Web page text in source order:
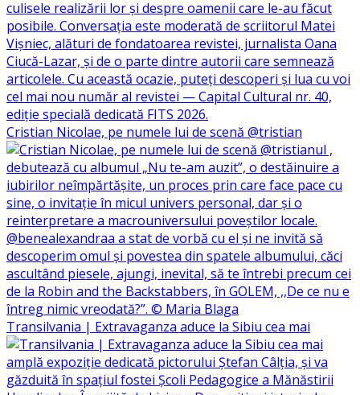
Cristian Nicolae, pe numele lui de scenă @tristian
Transilvania | Extravaganza aduce la Sibiu cea mai